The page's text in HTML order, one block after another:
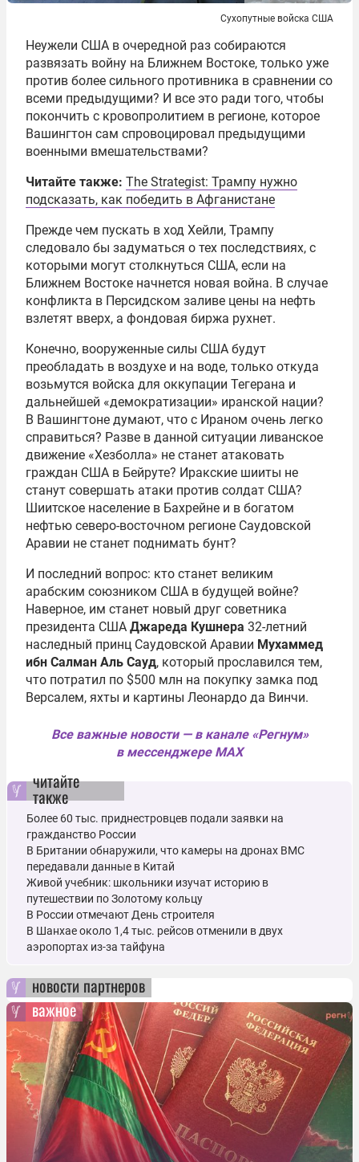
Сухопутные войска США
Неужели США в очередной раз собираются
развязать войну на Ближнем Востоке, только уже
против более сильного противника в сравнении со
всеми предыдущими? И все это ради того, чтобы
покончить с кровопролитием в регионе, которое
Вашингтон сам спровоцировал предыдущими
военными вмешательствами?
Читайте также: The Strategist: Трампу нужно
подсказать, как победить в Афганистане
Прежде чем пускать в ход Хейли, Трампу
следовало бы задуматься о тех последствиях, с
которыми могут столкнуться США, если на
Ближнем Востоке начнется новая война. В случае
конфликта в Персидском заливе цены на нефть
взлетят вверх, а фондовая биржа рухнет.
Конечно, вооруженные силы США будут
преобладать в воздухе и на воде, только откуда
возьмутся войска для оккупации Тегерана и
дальнейшей «демократизации» иранской нации?
В Вашингтоне думают, что с Ираном очень легко
справиться? Разве в данной ситуации ливанское
движение «Хезболла» не станет атаковать
граждан США в Бейруте? Иракские шииты не
станут совершать атаки против солдат США?
Шиитское население в Бахрейне и в богатом
нефтью северо-восточном регионе Саудовской
Аравии не станет поднимать бунт?
И последний вопрос: кто станет великим
арабским союзником США в будущей войне?
Наверное, им станет новый друг советника
президента США Джареда Кушнера 32-летний
наследный принц Саудовской Аравии Мухаммед
ибн Салман Аль Сауд, который прославился тем,
что потратил по $500 млн на покупку замка под
Версалем, яхты и картины Леонардо да Винчи.
Все важные новости — в канале «Регнум»
в мессенджере MAX
читайте
также
Более 60 тыс. приднестровцев подали заявки на
гражданство России
В Британии обнаружили, что камеры на дронах ВМС
передавали данные в Китай
Живой учебник: школьники изучат историю в
путешествии по Золотому кольцу
В России отмечают День строителя
В Шанхае около 1,4 тыс. рейсов отменили в двух
аэропортах из-за тайфуна
новости партнеров
важное